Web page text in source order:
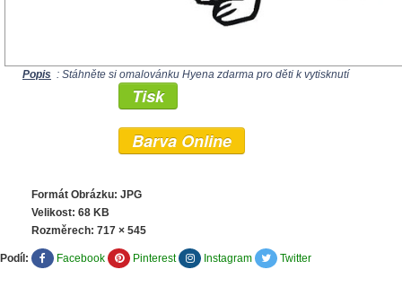
Popis : Stáhněte si omalovánku Hyena zdarma pro děti k vytisknutí
Tisk
Barva Online
Formát Obrázku: JPG
Velikost: 68 KB
Rozměrech: 717 × 545
Podíl: Facebook Pinterest Instagram Twitter